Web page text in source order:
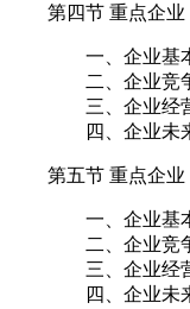
第四节 重点企业
一、企业基本
二、企业竞争
三、企业经营
四、企业未来
第五节 重点企业
一、企业基本
二、企业竞争
三、企业经营
四、企业未来